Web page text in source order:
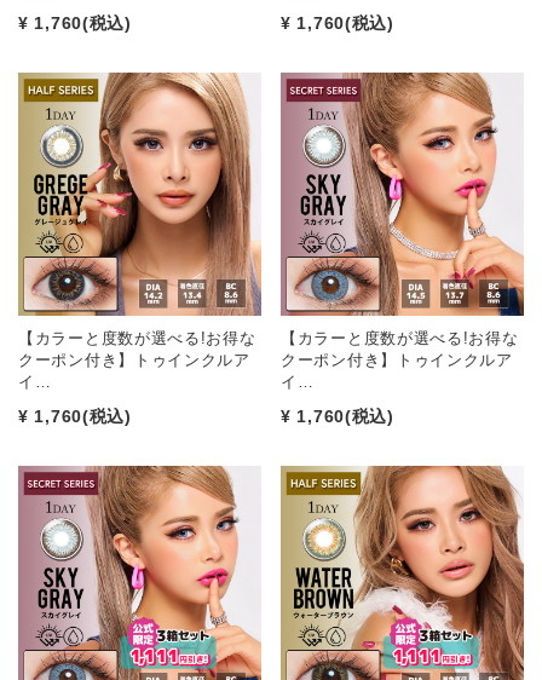
¥ 1,760(税込) ¥ 1,760(税込)
【カラーと度数が選べる!お得な
クーポン付き】トゥインクルア
イ…
¥ 1,760(税込)
【カラーと度数が選べる!お得な
クーポン付き】トゥインクルア
イ…
¥ 1,760(税込)